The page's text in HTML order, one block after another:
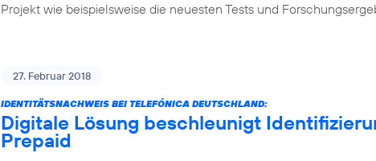
Projekt wie beispielsweise die neuesten Tests und
27. Februar 2018
IDENTITÄTSNACHWEIS BEI TELEFÓNICA DEUTSCHLAND:
Digitale Lösung beschleunigt
Prepaid